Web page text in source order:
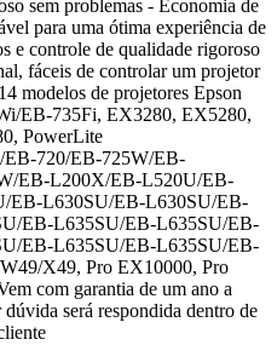
sem problemas - Economia de
para uma ótima experiência de
e controle de qualidade rigoroso
fáceis de controlar um projetor
modelos de projetores Epson
EB-735Fi, EX3280, EX5280,
PowerLite
EB-720/EB-725W/EB-
EB-L200X/EB-L520U/EB-
EB-L630SU/EB-L630SU/EB-
EB-L635SU/EB-L635SU/EB-
EB-L635SU/EB-L635SU/EB-
X49, Pro EX10000, Pro
com garantia de um ano a
será respondida dentro de